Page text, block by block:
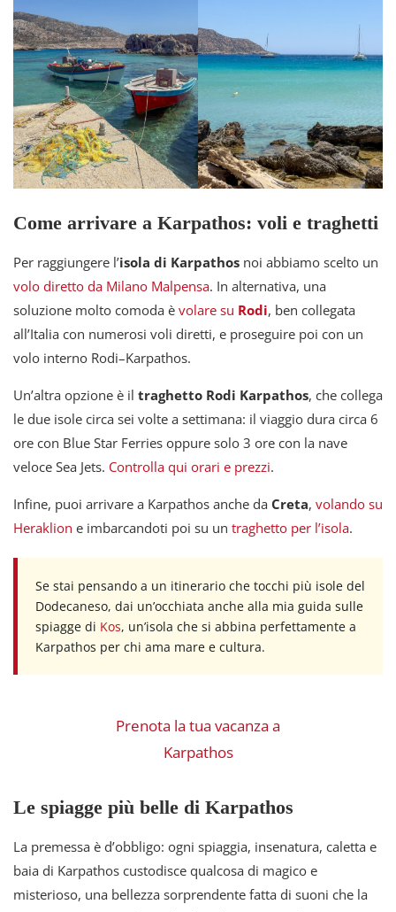
Come arrivare a Karpathos: voli e traghetti
Per raggiungere l’isola di Karpathos noi abbiamo scelto un
volo diretto da Milano Malpensa. In alternativa, una
soluzione molto comoda è volare su Rodi, ben collegata
all’Italia con numerosi voli diretti, e proseguire poi con un
volo interno Rodi–Karpathos.
Un’altra opzione è il traghetto Rodi Karpathos, che collega
le due isole circa sei volte a settimana: il viaggio dura circa 6
ore con Blue Star Ferries oppure solo 3 ore con la nave
veloce Sea Jets. Controlla qui orari e prezzi.
Infine, puoi arrivare a Karpathos anche da Creta, volando su
Heraklion e imbarcandoti poi su un traghetto per l’isola.
Se stai pensando a un itinerario che tocchi più isole del
Dodecaneso, dai un’occhiata anche alla mia guida sulle
spiagge di Kos, un’isola che si abbina perfettamente a
Karpathos per chi ama mare e cultura.
Prenota la tua vacanza a
Karpathos
Le spiagge più belle di Karpathos
La premessa è d’obbligo: ogni spiaggia, insenatura, caletta e
baia di Karpathos custodisce qualcosa di magico e
misterioso, una bellezza sorprendente fatta di suoni che la